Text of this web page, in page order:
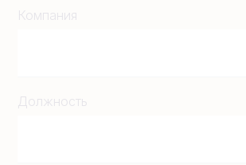
Компания
Должность